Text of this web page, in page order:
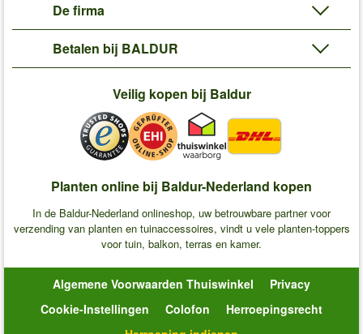
De firma
Betalen bij BALDUR
Veilig kopen bij Baldur
Planten online bij Baldur-Nederland kopen
In de Baldur-Nederland onlineshop, uw betrouwbare partner voor
verzending van planten en tuinaccessoires, vindt u vele planten-toppers
voor tuin, balkon, terras en kamer.
Algemene Voorwaarden Thuiswinkel
Privacy
Cookie-Instellingen
Colofon
Herroepingsrecht